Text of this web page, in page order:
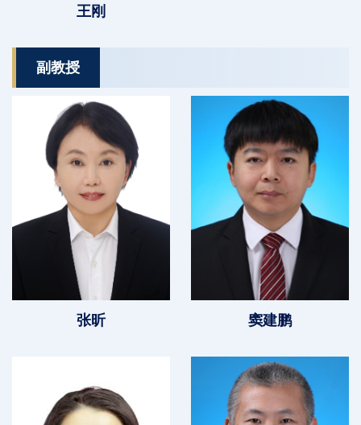
王刚
副教授
张昕 窦建鹏